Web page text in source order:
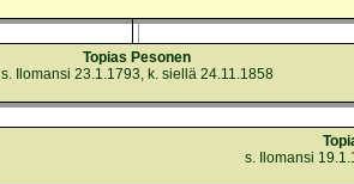
Topias Pesonen
s. Ilomansi 23.1.1793, k. siellä 24.11.1858
s. Ilomansi